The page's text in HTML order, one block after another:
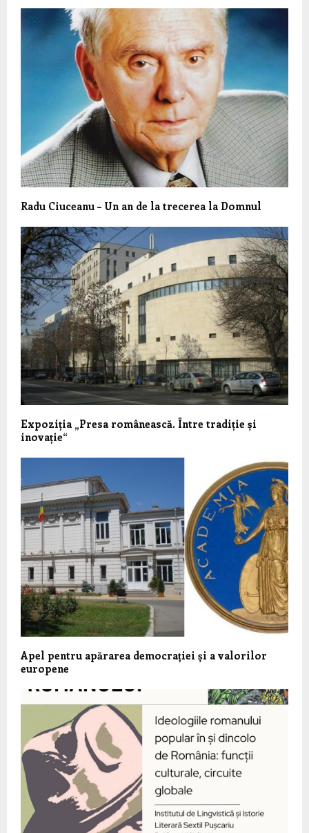
Radu Ciuceanu – Un an de la trecerea la Domnul
Expoziția „Presa românească. Între tradiție și
inovație“
Apel pentru apărarea democrației și a valorilor
europene